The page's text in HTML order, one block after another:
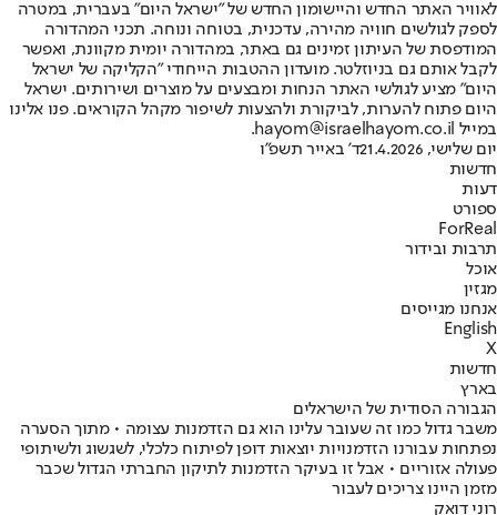
לאוויר האתר החדש והיישומון החדש של "ישראל היום" בעברית, במטרה
לספק לגולשים חוויה מהירה, עדכנית, בטוחה ונוחה. תכני המהדורה
המודפסת של העיתון זמינים גם באתר, במהדורה יומית מקוונת, ואפשר
לקבל אותם גם בניוזלטר. מועדון ההטבות הייחודי "הקליקה של ישראל
היום" מציע לגולשי האתר הנחות ומבצעים על מוצרים ושירותים. ישראל
היום פתוח להערות, לביקורת ולהצעות לשיפור מקהל הקוראים. פנו אלינו
במייל hayom@israelhayom.co.il.
יום שלישי, 21.4.2026
ד' באייר תשפ"ו
חדשות
דעות
ספורט
ForReal
תרבות ובידור
אוכל
מגזין
אנחנו מגייסים
English
X
חדשות
בארץ
הגבורה הסודית של הישראלים
משבר גדול כמו זה שעובר עלינו הוא גם הזדמנות עצומה • מתוך הסערה
נפתחות עבורנו הזדמנויות יוצאות דופן לפיתוח כלכלי, לשגשוג ולשיתופי
פעולה אזוריים • אבל זו בעיקר הזדמנות לתיקון החברתי הגדול שכבר
מזמן היינו צריכים לעבור
רוני דואק